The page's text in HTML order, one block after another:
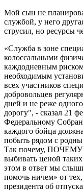
Мой сын не
службой, у него
струсил, но ресурсы
«Служба в зоне
колоссальными
каждодневным
необходимым
всех участников
добровольцев
дней и не реже
дорогу", - сказал 21
Федеральному
каждого бойца
побыть рядом с
Так почему, ПОЧЕМУ
выбивать ценой
этом в ответ мы
помочь ничем» от
президента об